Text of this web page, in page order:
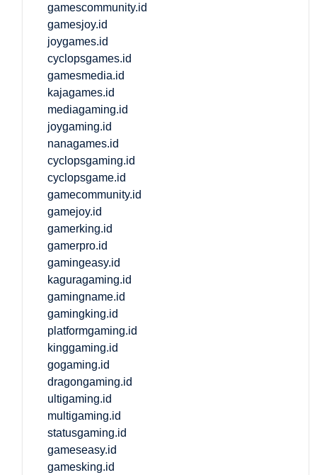
gamescommunity.id
gamesjoy.id
joygames.id
cyclopsgames.id
gamesmedia.id
kajagames.id
mediagaming.id
joygaming.id
nanagames.id
cyclopsgaming.id
cyclopsgame.id
gamecommunity.id
gamejoy.id
gamerking.id
gamerpro.id
gamingeasy.id
kaguragaming.id
gamingname.id
gamingking.id
platformgaming.id
kinggaming.id
gogaming.id
dragongaming.id
ultigaming.id
multigaming.id
statusgaming.id
gameseasy.id
gamesking.id